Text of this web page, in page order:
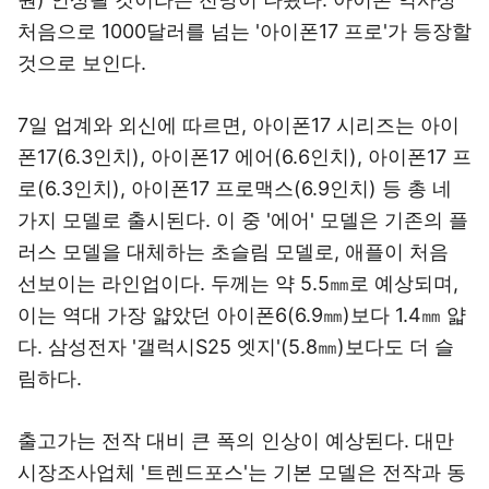
처음으로 1000달러를 넘는 '아이폰17 프로'가 등장할
것으로 보인다.
7일 업계와 외신에 따르면, 아이폰17 시리즈는 아이
폰17(6.3인치), 아이폰17 에어(6.6인치), 아이폰17 프
로(6.3인치), 아이폰17 프로맥스(6.9인치) 등 총 네
가지 모델로 출시된다. 이 중 '에어' 모델은 기존의 플
러스 모델을 대체하는 초슬림 모델로, 애플이 처음
선보이는 라인업이다. 두께는 약 5.5㎜로 예상되며,
이는 역대 가장 얇았던 아이폰6(6.9㎜)보다 1.4㎜ 얇
다. 삼성전자 '갤럭시S25 엣지'(5.8㎜)보다도 더 슬
림하다.
출고가는 전작 대비 큰 폭의 인상이 예상된다. 대만
시장조사업체 '트렌드포스'는 기본 모델은 전작과 동